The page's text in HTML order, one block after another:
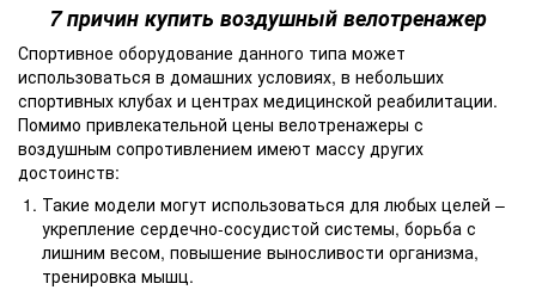
7 причин купить воздушный велотренажер
Спортивное оборудование данного типа может
использоваться в домашних условиях, в небольших
спортивных клубах и центрах медицинской реабилитации.
Помимо привлекательной цены велотренажеры с
воздушным сопротивлением имеют массу других
достоинств:
Такие модели могут использоваться для любых целей –
укрепление сердечно-сосудистой системы, борьба с
лишним весом, повышение выносливости организма,
тренировка мышц.